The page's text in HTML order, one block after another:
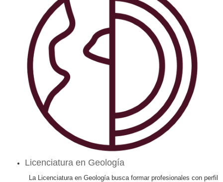
Licenciatura en Geología
La Licenciatura en Geología busca formar profesionales con perfil